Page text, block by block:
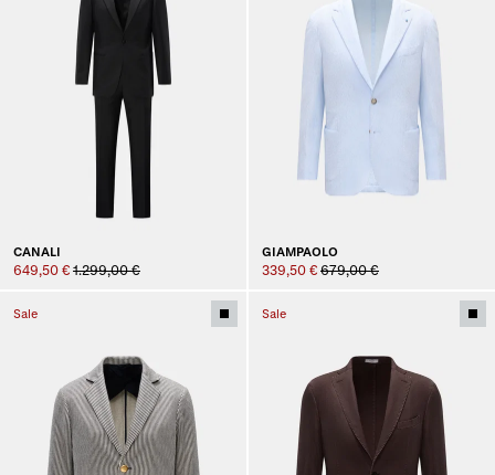
CANALI
649,50 € 1.299,00 €
GIAMPAOLO
339,50 € 679,00 €
Sale Sale